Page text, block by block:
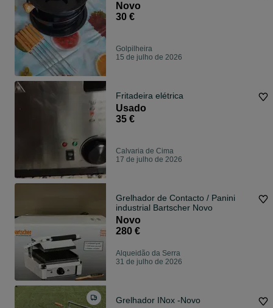
Novo
30 €
Golpilheira
15 de julho de 2026
Fritadeira elétrica
Usado
35 €
Calvaria de Cima
17 de julho de 2026
Grelhador de Contacto / Panini
industrial Bartscher Novo
Novo
280 €
Alqueidão da Serra
31 de julho de 2026
Grelhador INox -Novo